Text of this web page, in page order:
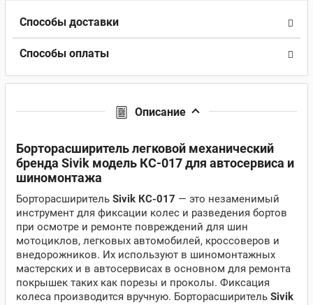
Способы доставки
Способы оплаты
Описание
Борторасширитель легковой механический
бренда Sivik модель КС-017 для автосервиса и
шиномонтажа
Борторасширитель Sivik КС-017 — это незаменимый
инструмент для фиксации колес и разведения бортов
при осмотре и ремонте повреждений для шин
мотоциклов, легковых автомобилей, кроссоверов и
внедорожников. Их используют в шиномонтажных
мастерских и в автосервисах в основном для ремонта
покрышек таких как порезы и проколы. Фиксация
колеса производится вручную. Борторасширитель Sivik